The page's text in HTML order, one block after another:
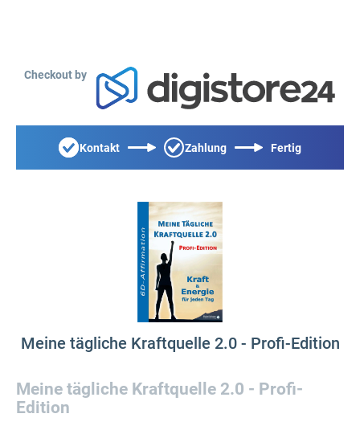
Checkout by
Kontakt Zahlung Fertig
Meine tägliche Kraftquelle 2.0 - Profi-Edition
Meine tägliche Kraftquelle 2.0 - Profi-
Edition